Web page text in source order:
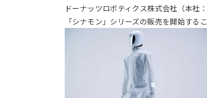
ドーナッツロボティクス株式会社（本社
「シナモン」シリーズの販売を開始する